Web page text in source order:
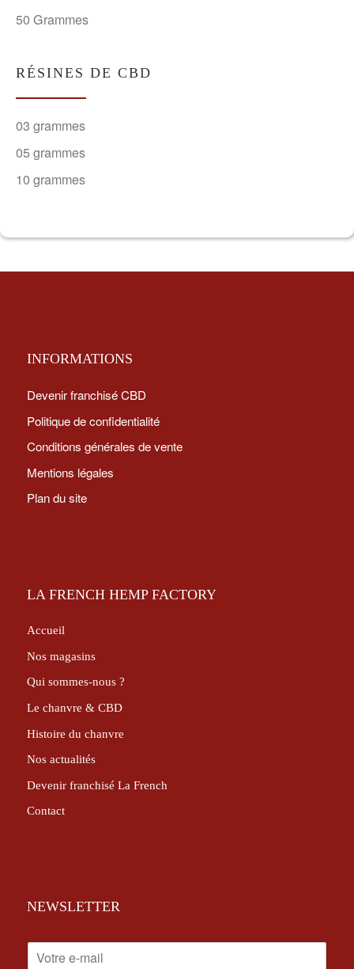
50 Grammes
RÉSINES DE CBD
03 grammes
05 grammes
10 grammes
INFORMATIONS
Devenir franchisé CBD
Politique de confidentialité
Conditions générales de vente
Mentions légales
Plan du site
LA FRENCH HEMP FACTORY
Accueil
Nos magasins
Qui sommes-nous ?
Le chanvre & CBD
Histoire du chanvre
Nos actualités
Devenir franchisé La French
Contact
NEWSLETTER